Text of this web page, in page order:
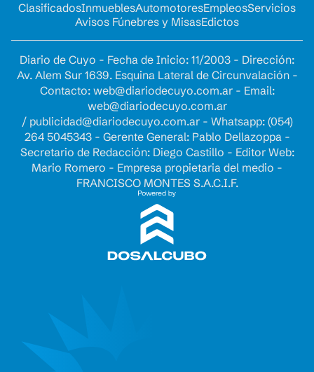
ClasificadosInmueblesAutomotoresEmpleosServicios
Avisos Fúnebres y MisasEdictos
Diario de Cuyo - Fecha de Inicio: 11/2003 - Dirección:
Av. Alem Sur 1639. Esquina Lateral de Circunvalación -
Contacto: web@diariodecuyo.com.ar- Email:
web@diariodecuyo.com.ar
/ publicidad@diariodecuyo.com.ar- Whatsapp: (054)
264 5045343 - Gerente General: Pablo Dellazoppa -
Secretario de Redacción: Diego Castillo - Editor Web:
Mario Romero - Empresa propietaria del medio -
FRANCISCO MONTES S.A.C.I.F.